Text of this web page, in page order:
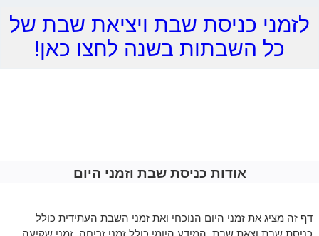
לזמני כניסת שבת ויציאת שבת של
כל השבתות בשנה לחצו כאן!
אודות כניסת שבת וזמני היום
דף זה מציג את זמני היום הנוכחי ואת זמני השבת העתידית כולל